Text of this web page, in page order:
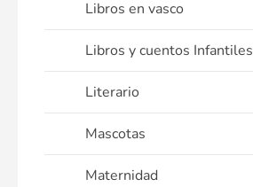
Libros en vasco
Libros y cuentos Infantiles
Literario
Mascotas
Maternidad